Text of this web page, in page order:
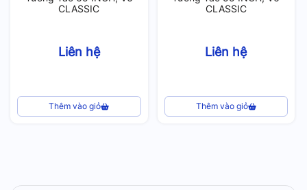
CLASSIC
Liên hệ
Thêm vào giỏ
CLASSIC
Liên hệ
Thêm vào giỏ